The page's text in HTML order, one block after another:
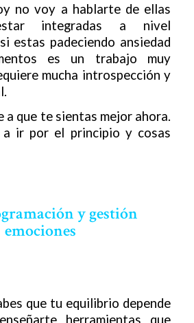
no voy a hablarte de ellas
integradas a nivel
estas padeciendo ansiedad
es un trabajo muy
mucha introspección y
a que te sientas mejor ahora.
a ir por el principio y cosas
y gestión
emociones
que tu equilibrio depende
herramientas que